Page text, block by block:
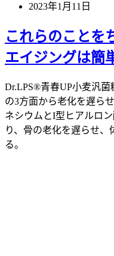
2023年1月11日
これらのことを
エイジングは簡
Dr.LPS®青春UP小麦汎
の3方面から老化を遅ら
ネシウムとI型ヒアルロ
り、骨の老化を遅らせ
る。